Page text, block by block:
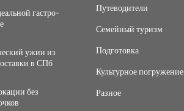
гастро-
ужин из
в СПб
без
Путеводители
Семейный туризм
Подготовка
Культурное погружение
Разное